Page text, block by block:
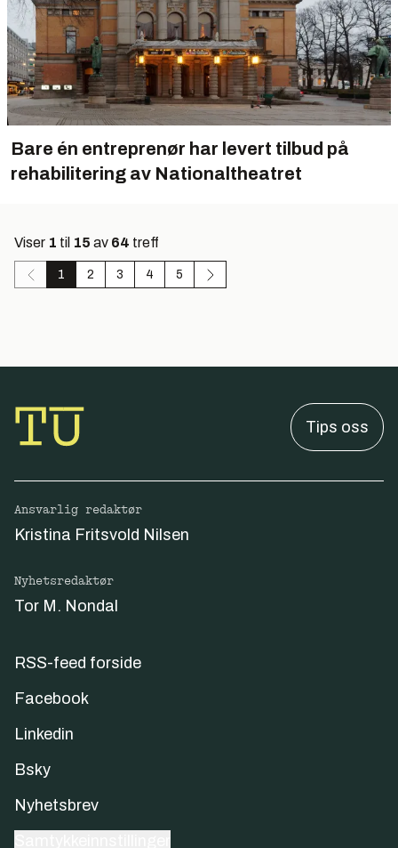
Bare én entreprenør har levert tilbud på
rehabilitering av Nationaltheatret
Viser 1 til 15 av 64 treff
1 2 3 4 5
Tips oss
Ansvarlig redaktør
Kristina Fritsvold Nilsen
Nyhetsredaktør
Tor M. Nondal
RSS-feed forside
Facebook
Linkedin
Bsky
Nyhetsbrev